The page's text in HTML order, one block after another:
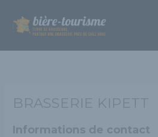
contenu
BRASSERIE KIPETT
Informations de contact